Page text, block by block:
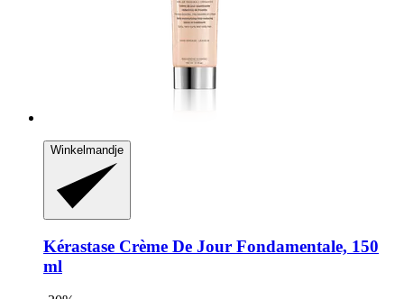
Winkelmandje
Kérastase Crème De Jour Fondamentale, 150
ml